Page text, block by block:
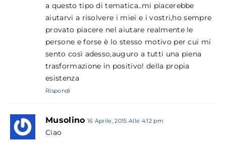
a questo tipo di tematica..mi piacerebbe
aiutarvi a risolvere i miei e i vostri,ho sempre
provato piacere nel aiutare realmente le
persone e forse è lo stesso motivo per cui mi
sento così adesso,auguro a tutti una piena
trasformazione in positivo! della propia
esistenza
Rispondi
Musolino 16 Aprile, 2015 Alle 4:12 pm
Ciao